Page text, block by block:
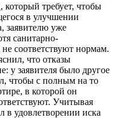
который требует, чтобы
в улучшении
заявителю уже
санитарно-
соответствуют нормам.
что отказы
у заявителя было другое
чтобы с полным на то
в которой он
Учитывая
в удовлетворении иска